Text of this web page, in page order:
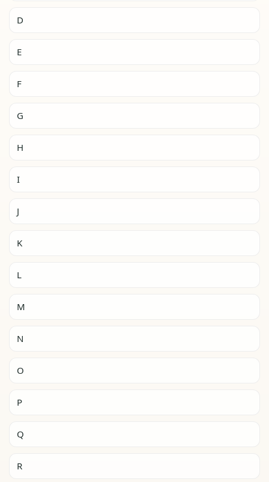
D
E
F
G
H
I
J
K
L
M
N
O
P
Q
R